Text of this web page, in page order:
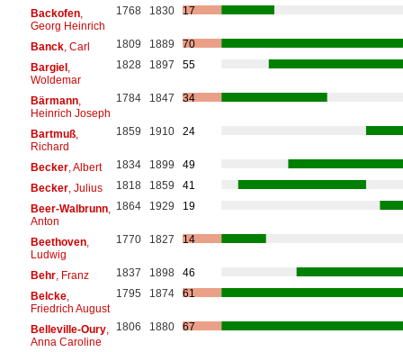
Backofen,
Georg Heinrich
1768 1830 17
Banck, Carl 1809 1889
70
Bargiel,
Woldemar
1828 1897 55
Bärmann,
Heinrich Joseph
1784 1847 34
Bartmuß,
Richard
1859 1910 24
Becker, Albert 1834 1899
49
Becker, Julius 1818 1859
41
Beer-Walbrunn,
Anton
1864 1929 19
Beethoven,
Ludwig
1770 1827 14
Behr, Franz 1837 1898
46
Belcke,
Friedrich August
1795 1874 61
Belleville-Oury,
Anna Caroline
1806 1880 67